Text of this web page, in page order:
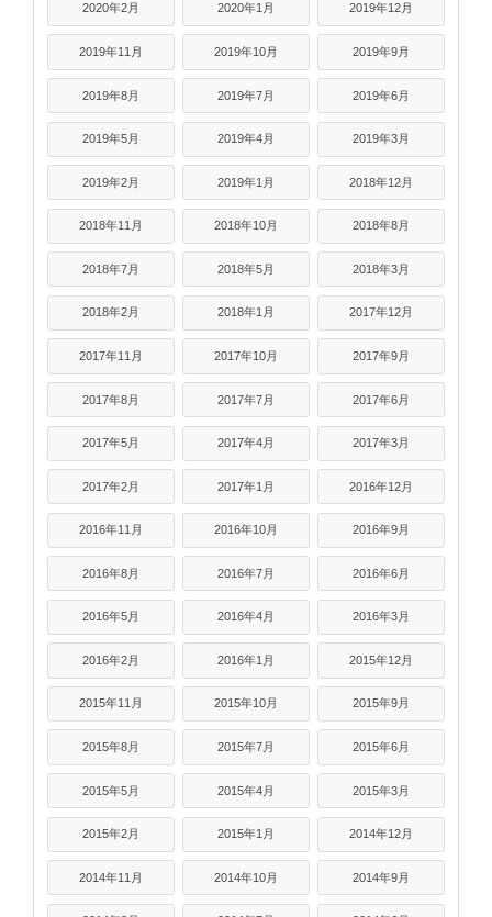
2020年2月 2020年1月 2019年12月
2019年11月 2019年10月 2019年9月
2019年8月 2019年7月 2019年6月
2019年5月 2019年4月 2019年3月
2019年2月 2019年1月 2018年12月
2018年11月 2018年10月 2018年8月
2018年7月 2018年5月 2018年3月
2018年2月 2018年1月 2017年12月
2017年11月 2017年10月 2017年9月
2017年8月 2017年7月 2017年6月
2017年5月 2017年4月 2017年3月
2017年2月 2017年1月 2016年12月
2016年11月 2016年10月 2016年9月
2016年8月 2016年7月 2016年6月
2016年5月 2016年4月 2016年3月
2016年2月 2016年1月 2015年12月
2015年11月 2015年10月 2015年9月
2015年8月 2015年7月 2015年6月
2015年5月 2015年4月 2015年3月
2015年2月 2015年1月 2014年12月
2014年11月 2014年10月 2014年9月